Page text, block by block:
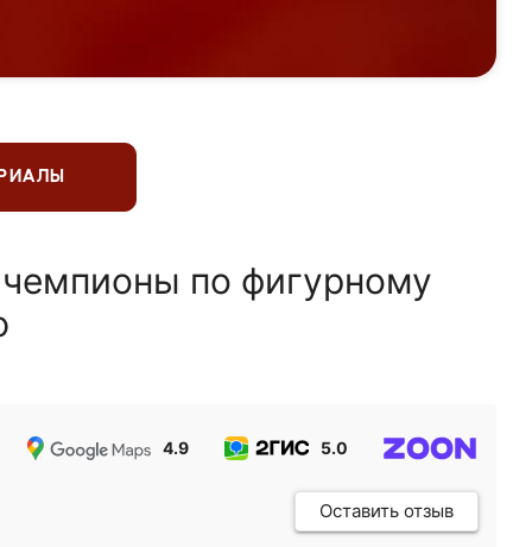
по фигурному
4.9 5.0
Оставить отзыв